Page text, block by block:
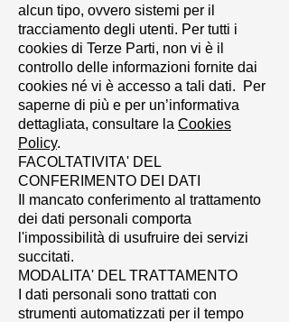
alcun tipo, ovvero sistemi per il
tracciamento degli utenti. Per tutti i
cookies di Terze Parti, non vi è il
controllo delle informazioni fornite dai
cookies né vi è accesso a tali dati. Per
saperne di più e per un’informativa
dettagliata, consultare la Cookies
Policy.
FACOLTATIVITA' DEL
CONFERIMENTO DEI DATI
Il mancato conferimento al trattamento
dei dati personali comporta
l'impossibilità di usufruire dei servizi
succitati.
MODALITA' DEL TRATTAMENTO
I dati personali sono trattati con
strumenti automatizzati per il tempo